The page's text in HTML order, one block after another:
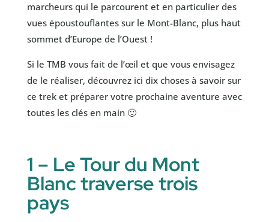
marcheurs qui le parcourent et en particulier des
vues époustouflantes sur le Mont-Blanc, plus haut
sommet d’Europe de l’Ouest !
Si le TMB vous fait de l’œil et que vous envisagez
de le réaliser, découvrez ici dix choses à savoir sur
ce trek et préparer votre prochaine aventure avec
toutes les clés en main 🙂
1 – Le Tour du Mont
Blanc traverse trois
pays